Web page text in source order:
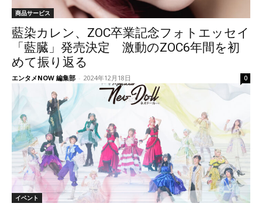
商品サービス
藍染カレン、ZOC卒業記念フォトエッセイ
「藍臓」発売決定 激動のZOC6年間を初
めて振り返る
エンタメNOW 編集部 - 2024年12月18日 0
イベント